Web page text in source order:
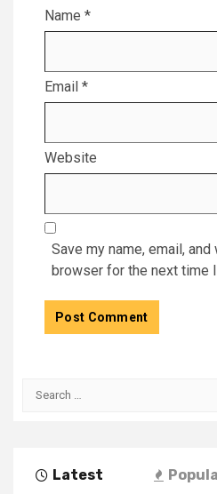
Name *
Email *
Website
Save my name, email,
browser for the next time
Latest